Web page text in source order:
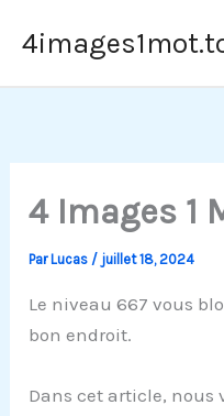
4 Images 1
ParLucas / juillet 18, 2024
Le niveau 667 vous
bon endroit.
Dans cet article, nous